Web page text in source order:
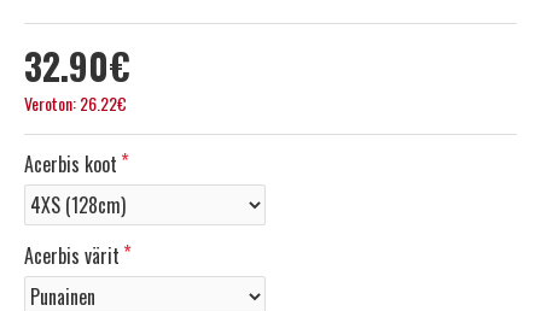
32.90€
Veroton: 26.22€
Acerbis koot
Acerbis värit